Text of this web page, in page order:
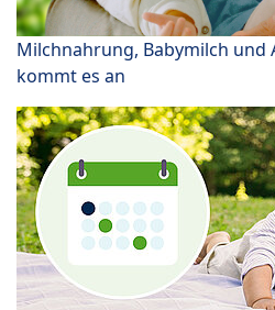
Milchnahrung, Babymilch und
kommt es an